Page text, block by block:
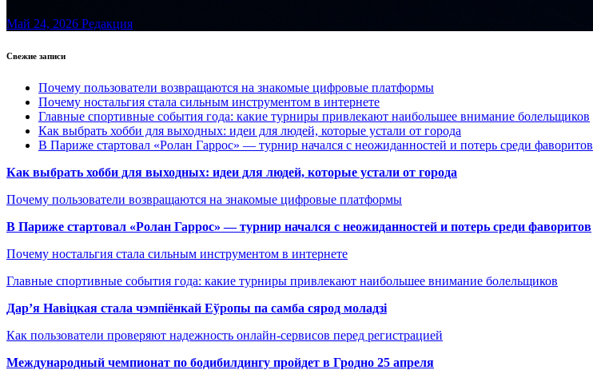
Май 24, 2026 Редакция
Свежие записи
Почему пользователи возвращаются на знакомые цифровые платформы
Почему ностальгия стала сильным инструментом в интернете
Главные спортивные события года: какие турниры привлекают наибольшее внимание болельщиков
Как выбрать хобби для выходных: идеи для людей, которые устали от города
В Париже стартовал «Ролан Гаррос» — турнир начался с неожиданностей и потерь среди фаворитов
Как выбрать хобби для выходных: идеи для людей, которые устали от города
Почему пользователи возвращаются на знакомые цифровые платформы
В Париже стартовал «Ролан Гаррос» — турнир начался с неожиданностей и потерь среди фаворитов
Почему ностальгия стала сильным инструментом в интернете
Главные спортивные события года: какие турниры привлекают наибольшее внимание болельщиков
Дар’я Навіцкая стала чэмпіёнкай Еўропы па самба сярод моладзі
Как пользователи проверяют надежность онлайн-сервисов перед регистрацией
Международный чемпионат по бодибилдингу пройдет в Гродно 25 апреля